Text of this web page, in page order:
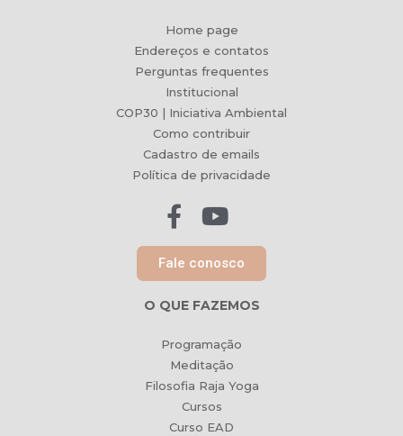
Home page
Endereços e contatos
Perguntas frequentes
Institucional
COP30 | Iniciativa Ambiental
Como contribuir
Cadastro de emails
Política de privacidade
Fale conosco
O QUE FAZEMOS
Programação
Meditação
Filosofia Raja Yoga
Cursos
Curso EAD